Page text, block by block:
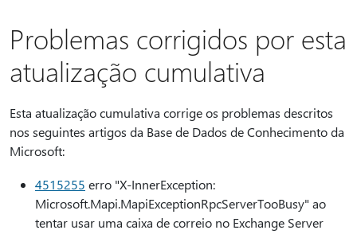
Problemas corrigidos por esta
atualização cumulativa
Esta atualização cumulativa corrige os problemas descritos
nos seguintes artigos da Base de Dados de Conhecimento da
Microsoft:
4515255 erro "X-InnerException:
Microsoft.Mapi.MapiExceptionRpcServerTooBusy" ao
tentar usar uma caixa de correio no Exchange Server